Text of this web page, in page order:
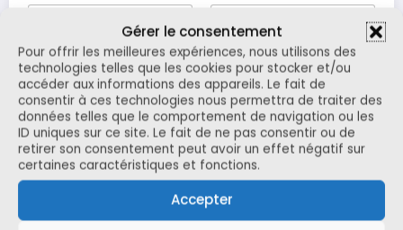
Gérer le consentement
Pour offrir les meilleures expériences, nous utilisons des
technologies telles que les cookies pour stocker et/ou
accéder aux informations des appareils. Le fait de
consentir à ces technologies nous permettra de traiter des
données telles que le comportement de navigation ou les
ID uniques sur ce site. Le fait de ne pas consentir ou de
retirer son consentement peut avoir un effet négatif sur
certaines caractéristiques et fonctions.
Accepter
Prénom Nom
E-mail*
m
s
Commentaire ou message